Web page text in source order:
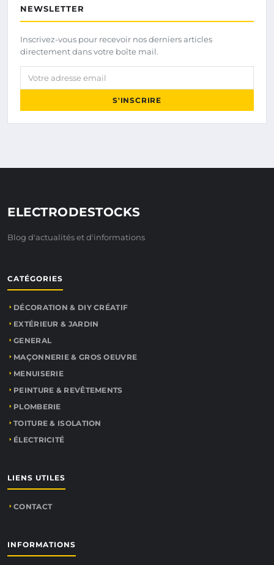
NEWSLETTER
Inscrivez-vous pour recevoir nos derniers articles
directement dans votre boîte mail.
Votre adresse email
S'INSCRIRE
ELECTRODESTOCKS
Blog d'actualités et d'informations
CATÉGORIES
DÉCORATION & DIY CRÉATIF
EXTÉRIEUR & JARDIN
GENERAL
MAÇONNERIE & GROS OEUVRE
MENUISERIE
PEINTURE & REVÊTEMENTS
PLOMBERIE
TOITURE & ISOLATION
ÉLECTRICITÉ
LIENS UTILES
CONTACT
INFORMATIONS